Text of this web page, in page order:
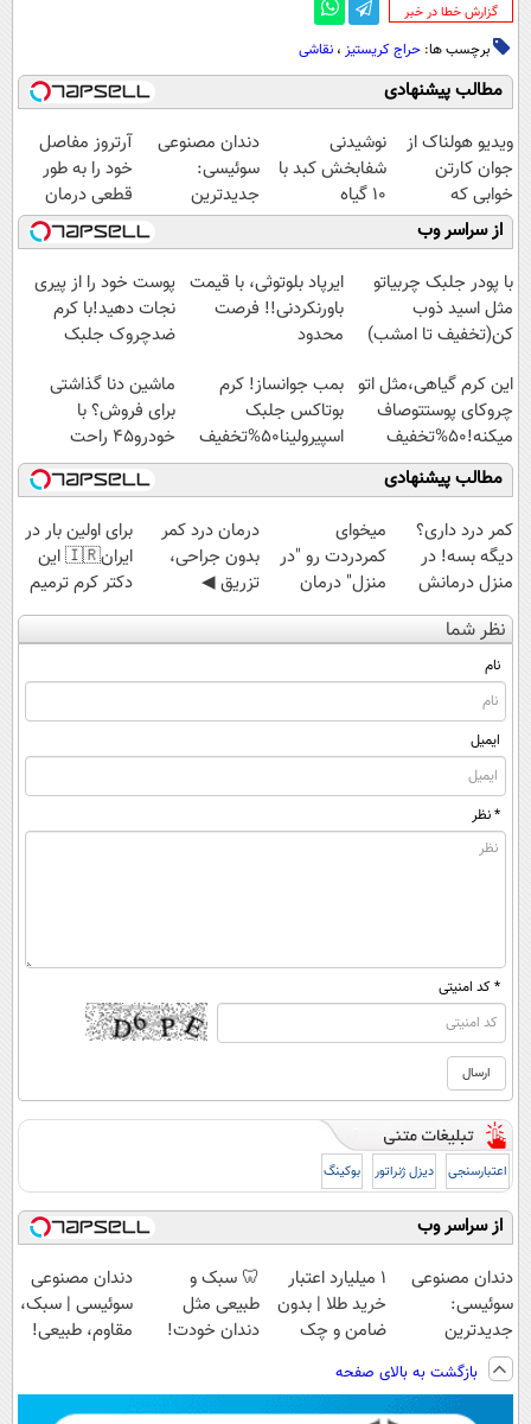
‌گزارش خطا در خبر
برچسب ها: حراج کریستیز ، نقاشی
مطالب پیشنهادی
ویدیو هولناک از
جوان کارتن
خوابی که
میلیاردر شد.
آموزش رایگان
نوشیدنی
شفابخش کبد با
10 گیاه
موثر(تخفیف تا
امشب)
دندان مصنوعی
سوئیسی:
جدیدترین
فناوری اروپا،
سبک و مقاوم |
پرداخت قسطی
آرتروز مفاصل
خود را به طور
قطعی درمان
کنید!
◗پرسش‌نامه◖
از سراسر وب
با پودر جلبک چربیاتو
مثل اسید ذوب
کن(تخفیف تا امشب)
ایرپاد بلوتوثی، با قیمت
باورنکردنی!! فرصت
محدود
پوست خود را از پیری
نجات دهید!با کرم
ضدچروک جلبک
این کرم گیاهی،مثل اتو
چروکای پوستتوصاف
میکنه!50%تخفیف
بمب جوانساز! کرم
بوتاکس جلبک
اسپیرولینا50%تخفیف
ماشین دنا گذاشتی
برای فروش؟ با
خودرو45 راحت
بفروش
مطالب پیشنهادی
کمر درد داری؟
دیگه بسه! در
منزل درمانش
کن
(◀پرسش‌نامه)
میخوای
کمردردت رو "در
منزل" درمان
کنی؟ (◂فیلم +
◂پرسش‌نامه)
درمان درد کمر
بدون جراحی،
تزریق ◀
پرسش‌نامه رو پر
کن ▶
برای اولین بار در
ایران🇮🇷 این
دکتر کرم ترمیم
کننده 23 روزه
ساخت!
نظر شما
نام
ایمیل
* نظر
* کد امنیتی
اعتبارسنجی دیزل ژنراتور بوکینگ
از سراسر وب
دندان مصنوعی
سوئیسی:
جدیدترین
فناوری اروپا،
سبک و مقاوم |
پرداخت قسطی
۱ میلیارد اعتبار
خرید طلا | بدون
ضامن و چک
🦷 سبک و
طبیعی مثل
دندان خودت!
💳 📍 تهران
دندان مصنوعی
سوئیسی | سبک،
مقاوم، طبیعی!
اقساطی😍
بازگشت به بالای صفحه